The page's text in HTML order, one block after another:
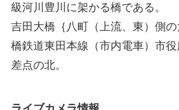
級河川豊川に架かる橋である。
吉田大橋｛八町（上流、東）側
橋鉄道東田本線（市内電車）市
差点の北。